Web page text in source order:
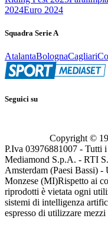
2024Euro 2024
Squadra Serie A
AtalantaBolognaCagliari
Seguici su
Copyright ©
P.Iva 03976881007 - Tutti
Mediamond S.p.A. - RTI
Amsterdam (Paesi Bassi)
Monzese (MI)Rispetto ai
riprodotti è vietata ogni
sistemi di intelligenza
espresso di utilizzare